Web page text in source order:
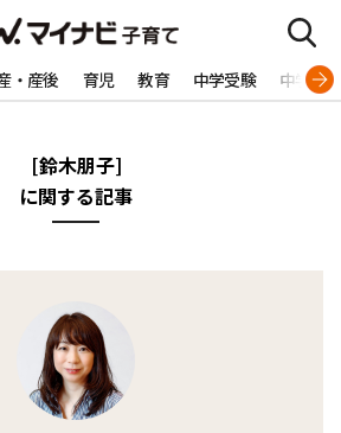
・産後 育児 教育 中学受験 中学生
[鈴木朋子]
に関する記事